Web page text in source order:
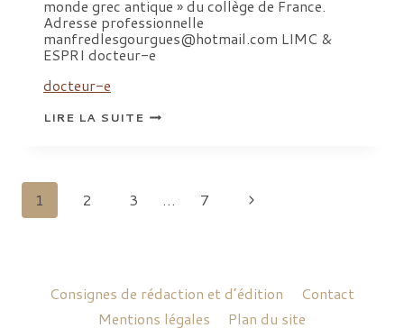
monde grec antique » du collège de France.
Adresse professionnelle
manfredlesgourgues@hotmail.com LIMC &
ESPRI docteur-e
docteur-e
LIRE LA SUITELESGOURGUES
MANFRED
Navigation
1 2 3 … 7
Page
Consignes de rédaction et d’édition
Contact
Mentions légales
Plan du site